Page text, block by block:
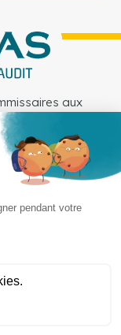
aux
Cabinet